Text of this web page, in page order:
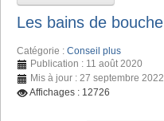
Les bains de bouche
Catégorie : Conseil plus
Publication : 11 août 2020
Mis à jour : 27 septembre 2022
Affichages : 12726